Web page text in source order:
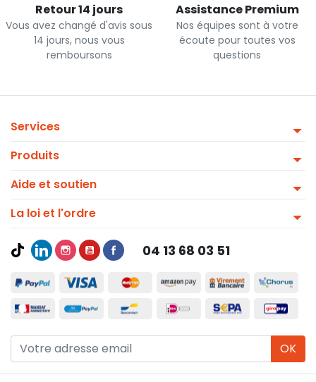
Retour 14 jours
Vous avez changé d'avis sous
14 jours, nous vous
remboursons
Assistance Premium
Nos équipes sont à votre
écoute pour toutes vos
questions
Services
Produits
Aide et soutien
La loi et l'ordre
04 13 68 03 51
OK